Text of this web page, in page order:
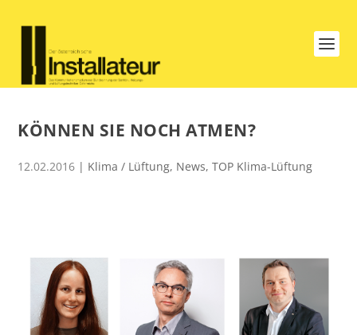
KÖNNEN SIE NOCH ATMEN?
12.02.2016 | Klima / Lüftung, News,TOP Klima-Lüftung